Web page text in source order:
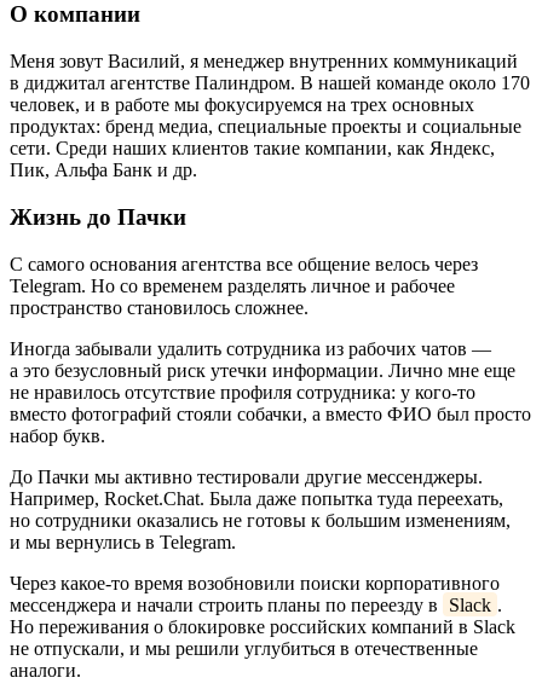
О компании
Меня зовут Василий, я менеджер внутренних коммуникаций
в диджитал агентстве Палиндром. В нашей команде около 170
человек, и в работе мы фокусируемся на трех основных
продуктах: бренд медиа, специальные проекты и социальные
сети. Среди наших клиентов такие компании, как Яндекс,
Пик, Альфа Банк и др.
Жизнь до Пачки
С самого основания агентства все общение велось через
Telegram. Но со временем разделять личное и рабочее
пространство становилось сложнее.
Иногда забывали удалить сотрудника из рабочих чатов —
а это безусловный риск утечки информации. Лично мне еще
не нравилось отсутствие профиля сотрудника: у кого-то
вместо фотографий стояли собачки, а вместо ФИО был просто
набор букв.
До Пачки мы активно тестировали другие мессенджеры.
Например, Rocket.Chat. Была даже попытка туда переехать,
но сотрудники оказались не готовы к большим изменениям,
и мы вернулись в Telegram.
Через какое-то время возобновили поиски корпоративного
мессенджера и начали строить планы по переезду в
Slack .
Но переживания о блокировке российских компаний в Slack
не отпускали, и мы решили углубиться в отечественные
аналоги.